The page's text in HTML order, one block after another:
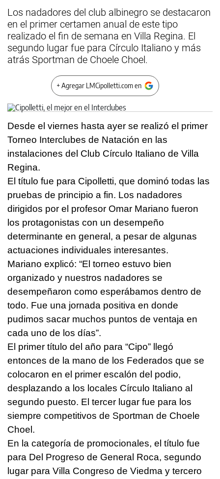
Los nadadores del club albinegro se destacaron
en el primer certamen anual de este tipo
realizado el fin de semana en Villa Regina. El
segundo lugar fue para Círculo Italiano y más
atrás Sportman de Choele Choel.
+ Agregar LMCipolletti.com en
Desde el viernes hasta ayer se realizó el primer
Torneo Interclubes de Natación en las
instalaciones del Club Círculo Italiano de Villa
Regina.
El título fue para Cipolletti, que dominó todas las
pruebas de principio a fin. Los nadadores
dirigidos por el profesor Omar Mariano fueron
los protagonistas con un desempeño
determinante en general, a pesar de algunas
actuaciones individuales interesantes.
Mariano explicó: “El torneo estuvo bien
organizado y nuestros nadadores se
desempeñaron como esperábamos dentro de
todo. Fue una jornada positiva en donde
pudimos sacar muchos puntos de ventaja en
cada uno de los días”.
El primer título del año para “Cipo” llegó
entonces de la mano de los Federados que se
colocaron en el primer escalón del podio,
desplazando a los locales Círculo Italiano al
segundo puesto. El tercer lugar fue para los
siempre competitivos de Sportman de Choele
Choel.
En la categoría de promocionales, el título fue
para Del Progreso de General Roca, segundo
lugar para Villa Congreso de Viedma y tercero